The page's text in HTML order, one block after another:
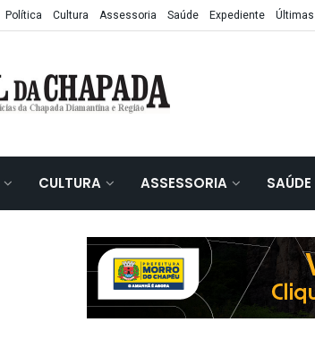
Política Cultura Assessoria Saúde Expediente Últimas
CULTURA ASSESSORIA SAÚDE